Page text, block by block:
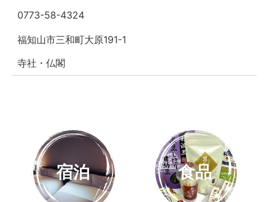
0773-58-4324
福知山市三和町大原191-1
寺社・仏閣
宿泊 食品